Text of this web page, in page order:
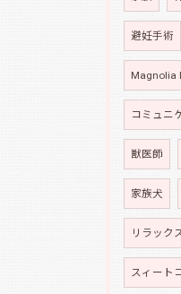
避妊手術
コミュニ
獣医師
家族犬
リラック
スィート